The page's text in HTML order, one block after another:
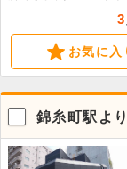
ンなどの営業に適し3
お気に入
錦糸町駅よ